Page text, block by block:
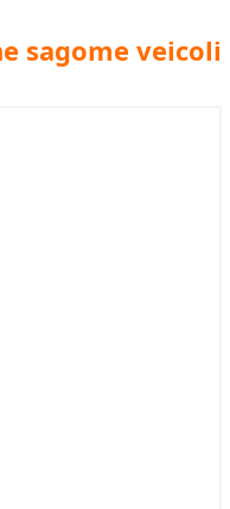
sagome veicoli